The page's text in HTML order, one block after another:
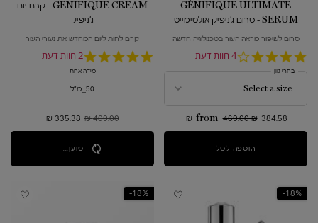
GÉNIFIQUE ULTIMATE
SERUM - סרום ג'ניפיק אולטימייט
סרום לשיפור מראה העור בטכנולוגיה חדשה
4.0
star
4 חוות דעת
בחרי גוון
from 469.00 ₪ 384.58 ₪
הוספה לסלGÉNIFIQUE ULTIMATE SERUM - סרום ג'ניפיק אולטימייט
GENIFIQUE CREAM - קרם יום
ג'ניפיק
קרם לחות ליום המחדש את נעורי העור
5.0
2 חוות דעת
מידה אחת
50_מ"ל
מחיר קודם
409.00 ₪ מחיר חדש
335.38 ₪
טוען...
18%-
18%-